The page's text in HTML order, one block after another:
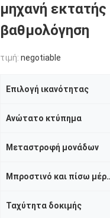
μηχανή εκτατής
βαθμολόγηση
τιμή: negotiable
Επιλογή ικανότητας
Ανώτατο κτύπημα
Μεταστροφή μονάδων
Μπροστινό
Ταχύτητα δοκιμής